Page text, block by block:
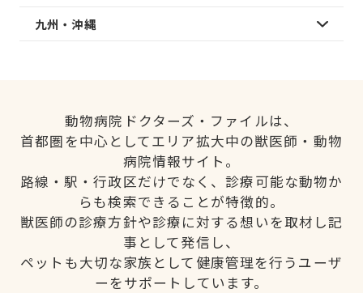
九州・沖縄
動物病院ドクターズ・ファイルは、
首都圏を中心としてエリア拡大中の獣医師・動物
病院情報サイト。
路線・駅・行政区だけでなく、診療可能な動物か
らも検索できることが特徴的。
獣医師の診療方針や診療に対する想いを取材し記
事として発信し、
ペットも大切な家族として健康管理を行うユーザ
ーをサポートしています。